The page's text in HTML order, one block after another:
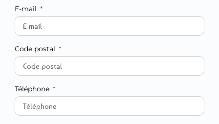
E-mail
Code postal
Téléphone